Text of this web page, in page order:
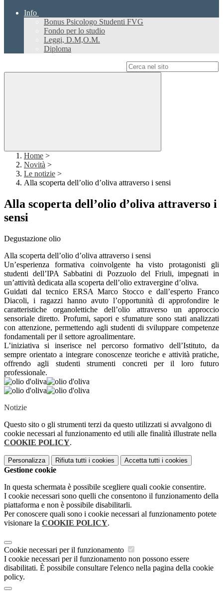
Info
Bonus Psicologo Studenti FVG
Fondo per lo studio
Leggi, D.M,O.M.
Diploma
Home >
Novità >
Le notizie >
Alla scoperta dell’olio d’oliva attraverso i sensi
Alla scoperta dell’olio d’oliva attraverso i
sensi
Degustazione olio
Alla scoperta dell’olio d’oliva attraverso i sensi
Un’esperienza formativa coinvolgente ha visto protagonisti gli
studenti dell’IPA Sabbatini di Pozzuolo del Friuli, impegnati in
un’attività dedicata alla scoperta dell’olio extravergine d’oliva.
Guidati dal tecnico ERSA Marco Stocco e dall’esperto Franco
Diacoli, i ragazzi hanno avuto l’opportunità di approfondire le
caratteristiche organolettiche dell’olio attraverso un approccio
sensoriale diretto. Profumi, sapori e sfumature sono stati analizzati
con attenzione, permettendo agli studenti di sviluppare competenze
fondamentali per il settore agroalimentare.
L’iniziativa si inserisce nel percorso formativo dell’Istituto, da
sempre orientato a integrare conoscenze teoriche e attività pratiche,
offrendo agli studenti strumenti concreti per il loro futuro
professionale.
Notizie
Questo sito o gli strumenti terzi da questo utilizzati si avvalgono di
cookie necessari al funzionamento ed utili alle finalità illustrate nella
COOKIE POLICY.
Personalizza Rifiuta tutti i cookies Accetta tutti i cookies
Gestione cookie
In questa schermata è possibile scegliere quali cookie consentire.
I cookie necessari sono quelli che consentono il funzionamento della
piattaforma e non è possibile disabilitarli.
Per conoscere quali sono i cookie necessari al funzionamento potete
visionare la COOKIE POLICY.
Cookie necessari per il funzionamento
I cookie necessari per il funzionamento non possono essere
disabilitati. È possibile consultare l'elenco nella pagina della cookie
policy.